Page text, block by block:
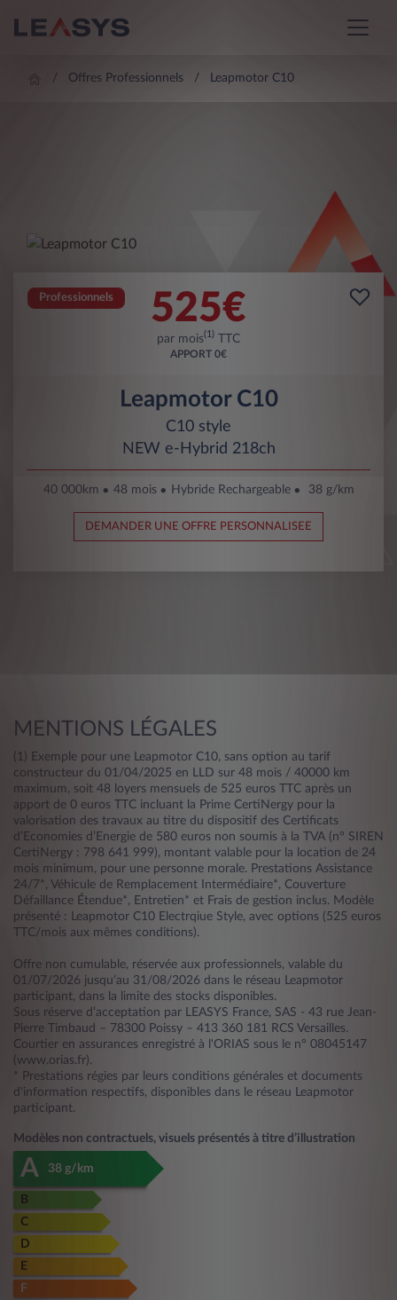
Offres Professionnels Leapmotor C10
Professionnels 525€
par mois(1) TTC
APPORT 0€
Leapmotor C10
C10 style
NEW e-Hybrid 218ch
40 000km 48 mois Hybride Rechargeable 38 g/km
DEMANDER UNE OFFRE PERSONNALISEE
MENTIONS LÉGALES
(1) Exemple pour une Leapmotor C10, sans option au tarif
constructeur du 01/04/2025 en LLD sur 48 mois / 40000 km
maximum, soit 48 loyers mensuels de 525 euros TTC après un
apport de 0 euros TTC incluant la Prime CertiNergy pour la
valorisation des travaux au titre du dispositif des Certificats
d’Economies d’Energie de 580 euros non soumis à la TVA (n° SIREN
CertiNergy : 798 641 999), montant valable pour la location de 24
mois minimum, pour une personne morale. Prestations Assistance
24/7*, Véhicule de Remplacement Intermédiaire*, Couverture
Défaillance Étendue*, Entretien* et Frais de gestion inclus. Modèle
présenté : Leapmotor C10 Electrqiue Style, avec options (525 euros
TTC/mois aux mêmes conditions).
Offre non cumulable, réservée aux professionnels, valable du
01/07/2026 jusqu’au 31/08/2026 dans le réseau Leapmotor
participant, dans la limite des stocks disponibles.
Sous réserve d’acceptation par LEASYS France, SAS - 43 rue Jean-
Pierre Timbaud – 78300 Poissy – 413 360 181 RCS Versailles.
Courtier en assurances enregistré à l'ORIAS sous le n° 08045147
(www.orias.fr).
* Prestations régies par leurs conditions générales et documents
d'information respectifs, disponibles dans le réseau Leapmotor
participant.
Modèles non contractuels, visuels présentés à titre d’illustration
A 38 g/km
B
C
D
E
F